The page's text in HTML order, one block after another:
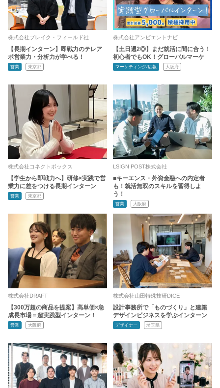
株式会社ブレイク・フィールド社
【長期インターン】即戦力のテレア
ポ営業力・分析力が学べる！
営業 東京都
株式会社アンビエントナビ
【土日週2◎】まだ就活に間に合う！
初心者でもOK！グローバルマーケ
マーケティング/広報 大阪府
株式会社コネクトボックス
【学生から即戦力へ】研修×実践で営
業力に差をつける長期インターン
営業 東京都
LSIGN POST株式会社
■キーエンス・外資金融への内定者
も！就活無双のスキルを習得しよ
う！
営業 大阪府
株式会社DRAFT
【300万超の商品を提案】高単価×急
成長市場＝超実践型インターン！
営業 大阪府
株式会社山田特殊技研DICE
設計事務所で「ものづくり」と建築
デザインビジネスを学ぶインターン
デザイナー 埼玉県